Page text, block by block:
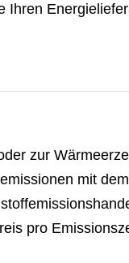
Ihren
zur
mit
pro